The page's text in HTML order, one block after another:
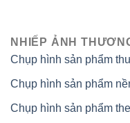
NHIẾP ẢNH
Chụp hình sản phẩm
Chụp hình sản phẩm
Chụp hình sản phẩm